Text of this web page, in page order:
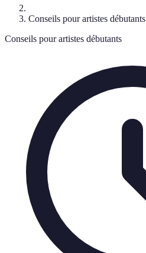
Conseils pour artistes débutants
Conseils pour artistes débutants